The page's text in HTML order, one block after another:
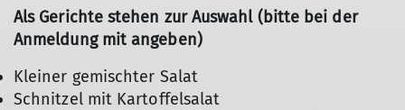
Als Gerichte stehen zur Auswahl (bitte bei der
Anmeldung mit angeben)
Kleiner gemischter Salat
Schnitzel mit Kartoffelsalat